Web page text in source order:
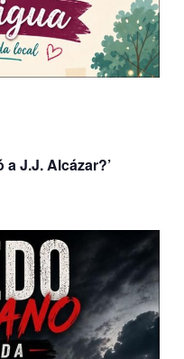
J.J. Alcázar?’